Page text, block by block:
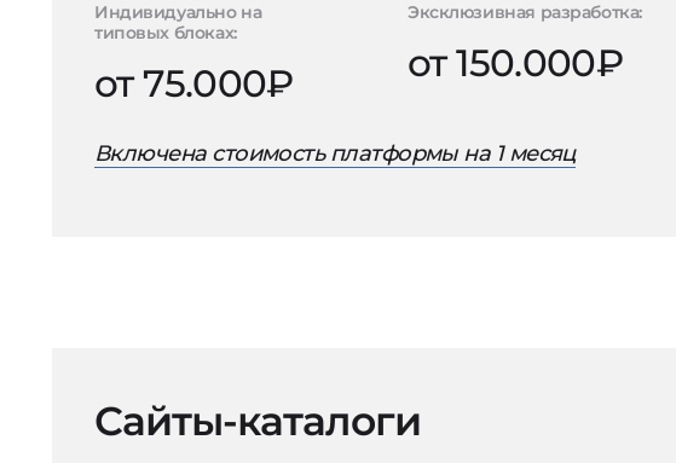
Индивидуально на
типовых блоках:
от 75.000₽
Эксклюзивная разработка:
от 150.000₽
Включена стоимость платформы на 1 месяц
Сайты-каталоги